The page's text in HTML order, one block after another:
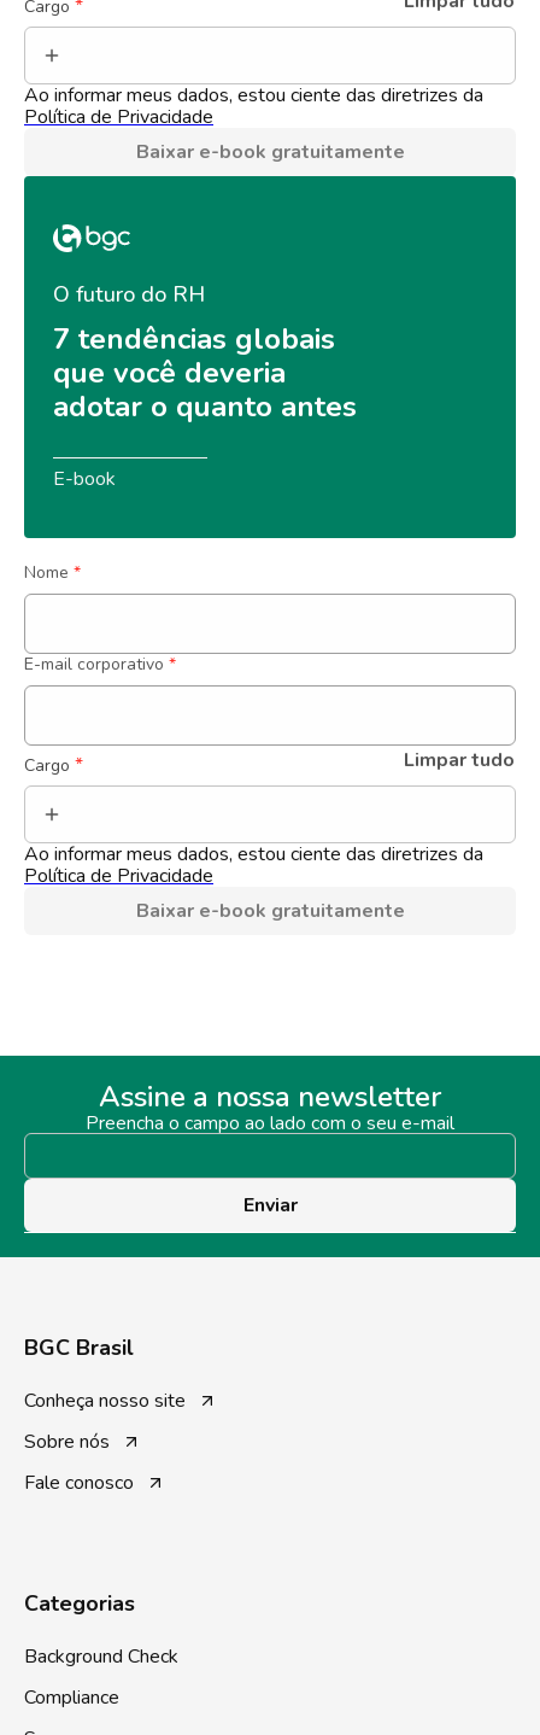
Cargo *
Ao informar meus dados, estou ciente das diretrizes da
Política de Privacidade
Baixar e-book gratuitamente
O futuro do RH
7 tendências globais
que você deveria
adotar o quanto antes
E-book
Nome *
E-mail corporativo *
Cargo * Limpar tudo
Ao informar meus dados, estou ciente das diretrizes da
Política de Privacidade
Baixar e-book gratuitamente
Assine a nossa newsletter
Preencha o campo ao lado com o seu e-mail
Enviar
BGC Brasil
Conheça nosso site
Sobre nós
Fale conosco
Categorias
Background Check
Compliance